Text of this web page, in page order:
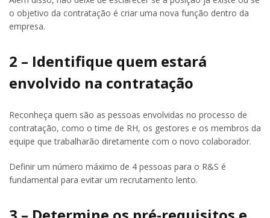
o objetivo da contratação é criar uma nova função dentro da
empresa.
2 – Identifique quem estará
envolvido na contratação
Reconheça quem são as pessoas envolvidas no processo de
contratação, como o time de RH, os gestores e os membros da
equipe que trabalharão diretamente com o novo colaborador.
Definir um número máximo de 4 pessoas para o R&S é
fundamental para evitar um recrutamento lento.